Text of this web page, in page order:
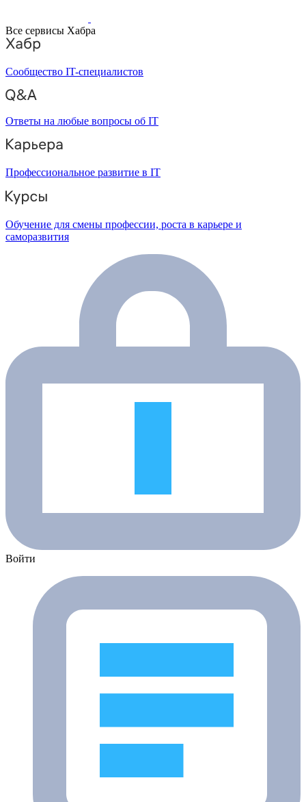
Все сервисы Хабра
Сообщество IT-специалистов
Ответы на любые вопросы об IT
Профессиональное развитие в IT
Обучение для смены профессии, роста в карьере и
саморазвития
Войти